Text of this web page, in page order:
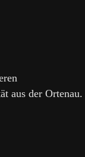
aus der Ortenau.